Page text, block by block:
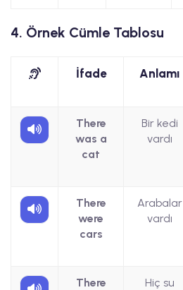
4. Örnek Cümle Tablosu
İfade Anlamı
There
was a
cat
Bir kedi
vardı
There
were
cars
Arabalar
vardı
There
Hiç su